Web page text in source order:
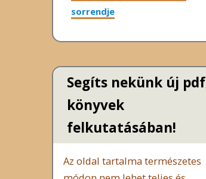
sorrendje
Segíts nekünk új pdf
könyvek
felkutatásában!
Az oldal tartalma természetes